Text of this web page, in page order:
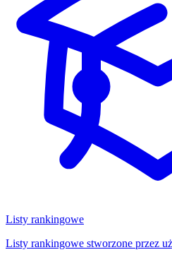
Listy rankingowe
Listy rankingowe stworzone przez